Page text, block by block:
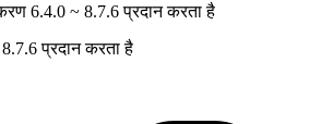
6.4.0 ~ 8.7.6 प्रदान करता है
प्रदान करता है